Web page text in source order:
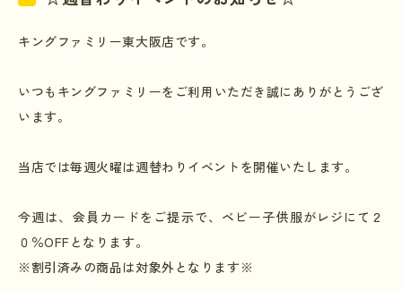
キングファミリー東大阪店です。
いつもキングファミリーをご利用いただき誠にありがとうござ
います。
当店では毎週火曜は週替わりイベントを開催いたします。
今週は、会員カードをご提示で、ベビー子供服がレジにて２
０％OFF となります。
※割引済みの商品は対象外となります※